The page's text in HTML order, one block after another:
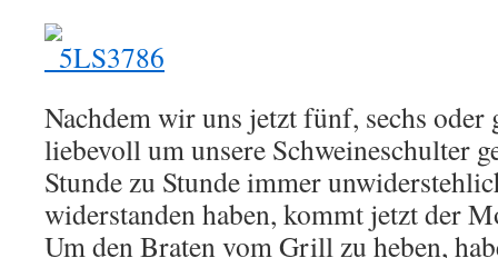
Nachdem wir uns jetzt fünf, sechs oder
liebevoll um unsere Schweineschulter
Stunde zu Stunde immer
widerstanden haben, kommt jetzt der
Um den Braten vom Grill zu heben,